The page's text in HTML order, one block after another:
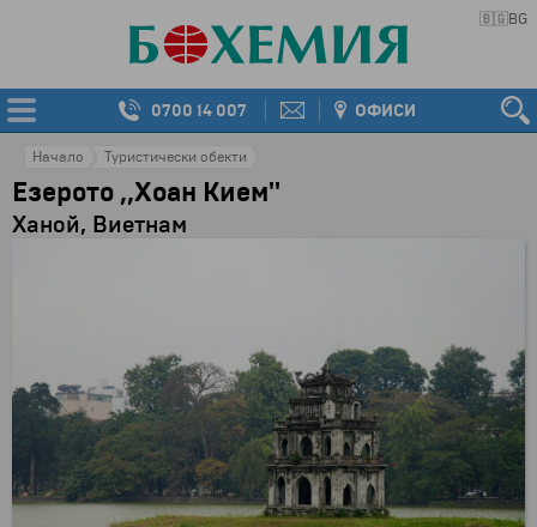
🇧🇬BG
0700 14 007 ОФИСИ
Начало Туристически обекти
Езерото ,,Хоан Кием''
Ханой, Виетнам